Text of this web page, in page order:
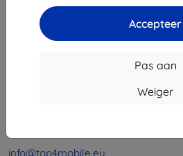
Accepteer
Pas aan
Weiger
Shield-Sk s.r.o.
Ulica Rudolfa Mocka 3750/2A
841 04 Bratislava
46701494
info@top4mobile.eu